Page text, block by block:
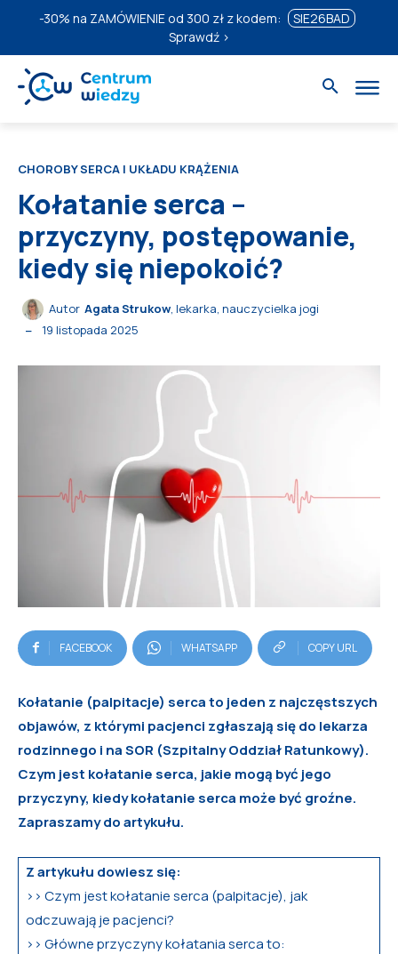
-30% na ZAMÓWIENIE od 300 zł z kodem:
SIE26BAD
Sprawdź ›
CHOROBY SERCA I UKŁADU KRĄŻENIA
Kołatanie serca –
przyczyny, postępowanie,
kiedy się niepokoić?
Autor Agata Strukow, lekarka, nauczycielka jogi
19 listopada 2025
FACEBOOK WHATSAPP COPY URL
Kołatanie (palpitacje) serca to jeden z najczęstszych
objawów, z którymi pacjenci zgłaszają się do lekarza
rodzinnego i na SOR (Szpitalny Oddział Ratunkowy).
Czym jest kołatanie serca, jakie mogą być jego
przyczyny, kiedy kołatanie serca może być groźne.
Zapraszamy do artykułu.
Z artykułu dowiesz się:
>> Czym jest kołatanie serca (palpitacje), jak
odczuwają je pacjenci?
>> Główne przyczyny kołatania serca to: